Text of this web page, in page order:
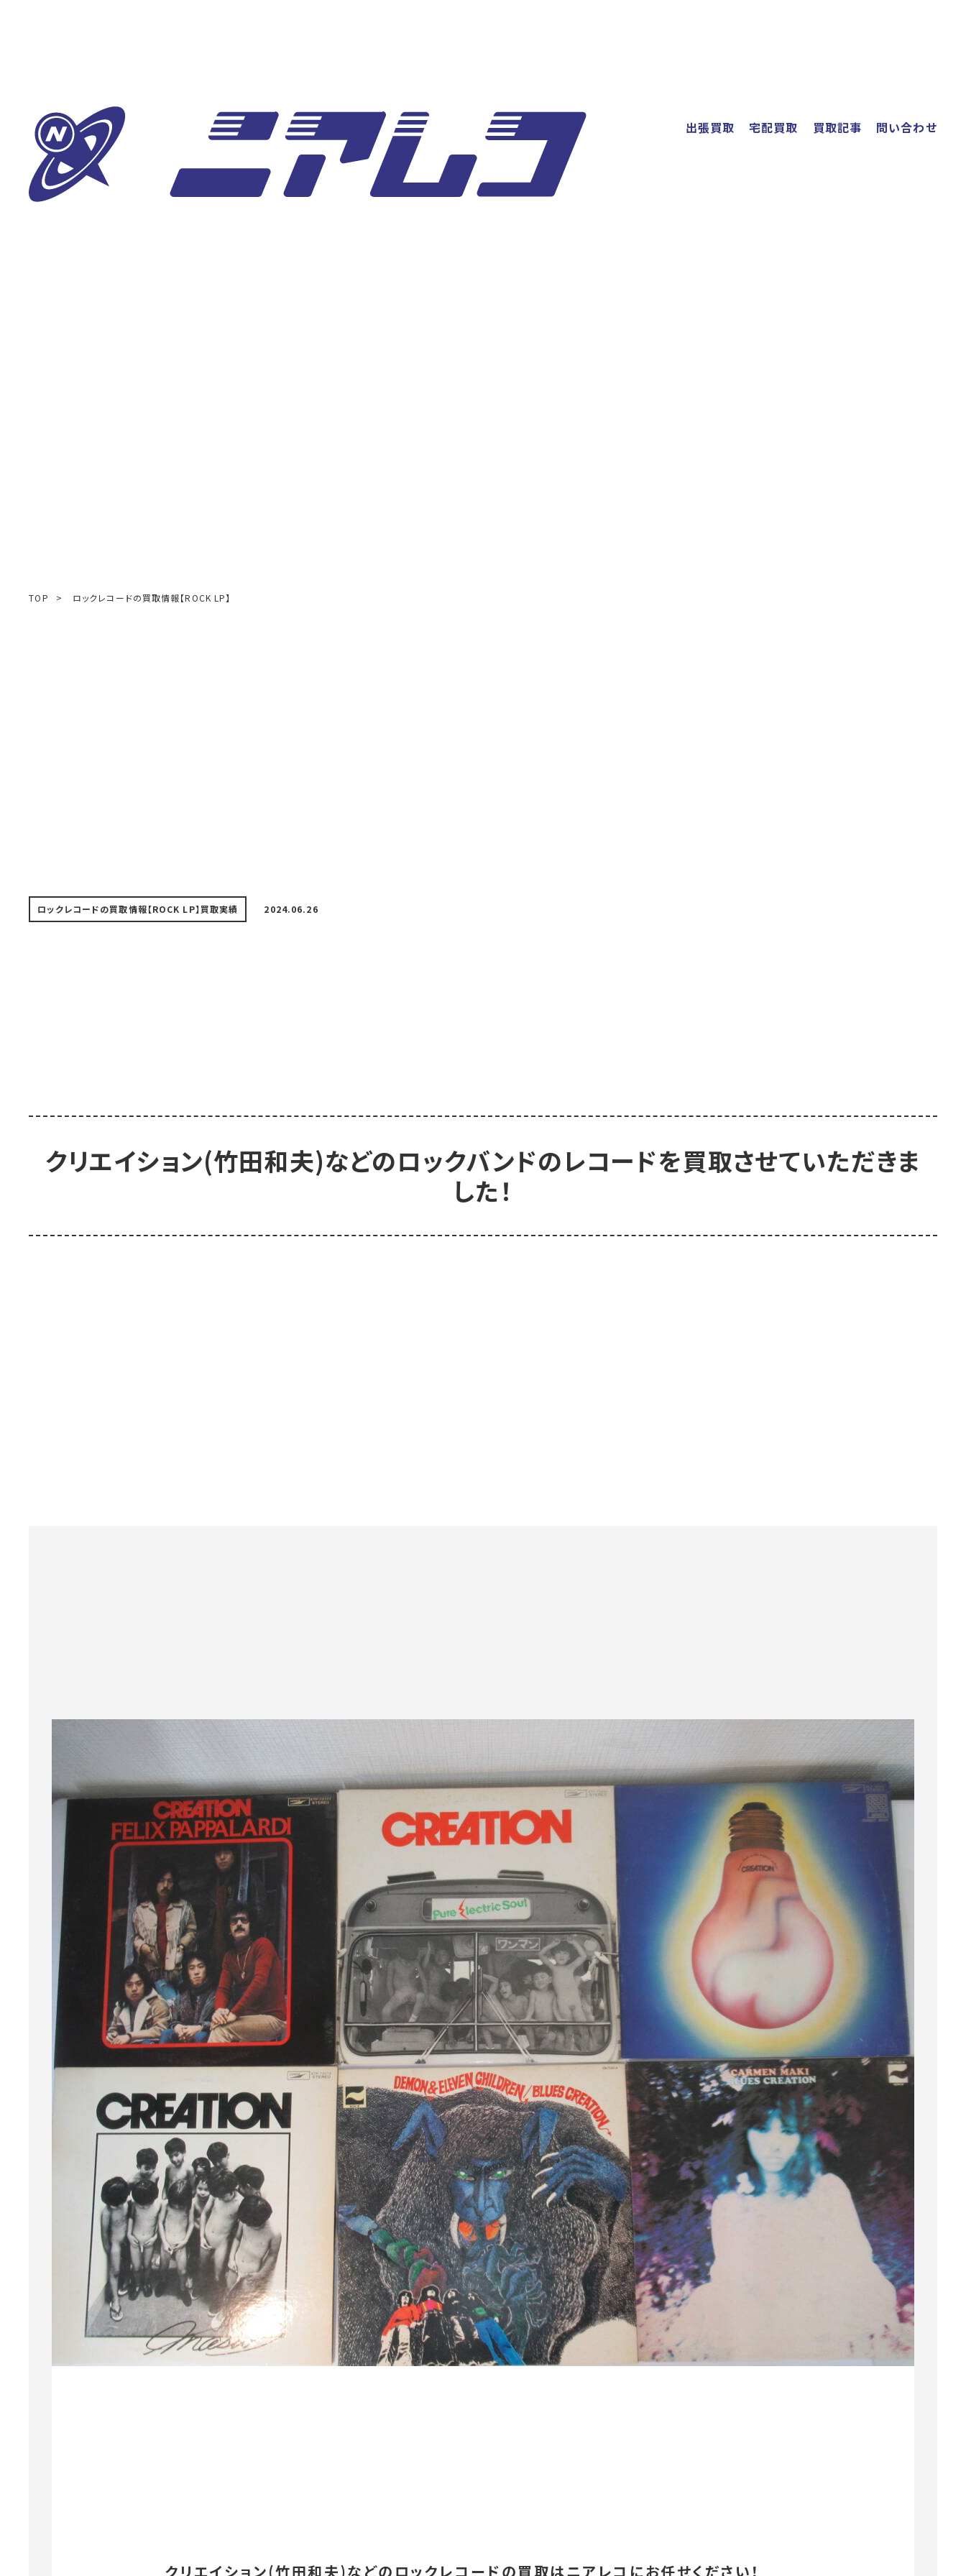
出張買取 宅配買取 買取記事 問い合わせ
TOP > ロックレコードの買取情報【ROCK LP】
ロックレコードの買取情報【ROCK LP】 買取実績 2024.06.26
クリエイション(竹田和夫)などのロックバンドのレコードを買取させていただきま
した！
クリエイション(竹田和夫)などのロックレコードの買取はニアレコにお任せください！